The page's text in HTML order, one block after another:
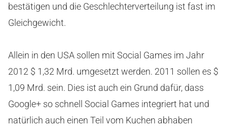
bestätigen und die Geschlechterverteilung ist fast im
Gleichgewicht.
Allein in den USA sollen mit Social Games im Jahr
2012 $ 1,32 Mrd. umgesetzt werden. 2011 sollen es $
1,09 Mrd. sein. Dies ist auch ein Grund dafür, dass
Google+ so schnell Social Games integriert hat und
natürlich auch einen Teil vom Kuchen abhaben